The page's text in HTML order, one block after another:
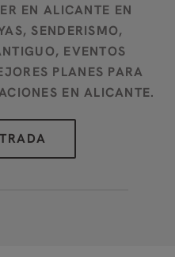
EN ALICANTE EN
SENDERISMO,
EVENTOS
PLANES PARA
EN ALICANTE.